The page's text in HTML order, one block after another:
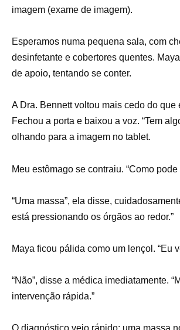
imagem (exame de imagem).
Esperamos numa pequena sala, com
desinfetante e cobertores quentes.
de apoio, tentando se conter.
A Dra. Bennett voltou mais cedo do que
Fechou a porta e baixou a voz. “Tem
olhando para a imagem no tablet.
Meu estômago se contraiu. “Como pode
“Uma massa”, ela disse,
está pressionando os órgãos ao redor.”
Maya ficou pálida como um lençol. “Eu
“Não”, disse a médica imediatamente.
intervenção rápida.”